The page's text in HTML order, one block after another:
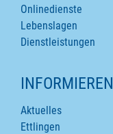
Onlinedienste
Lebenslagen
Dienstleistungen
INFORMIEREN
Aktuelles
Ettlingen